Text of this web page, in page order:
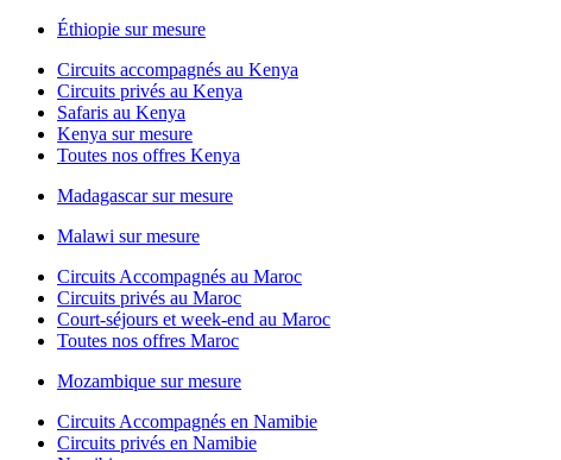
Éthiopie sur mesure
Circuits accompagnés au Kenya
Circuits privés au Kenya
Safaris au Kenya
Kenya sur mesure
Toutes nos offres Kenya
Madagascar sur mesure
Malawi sur mesure
Circuits Accompagnés au Maroc
Circuits privés au Maroc
Court-séjours et week-end au Maroc
Toutes nos offres Maroc
Mozambique sur mesure
Circuits Accompagnés en Namibie
Circuits privés en Namibie